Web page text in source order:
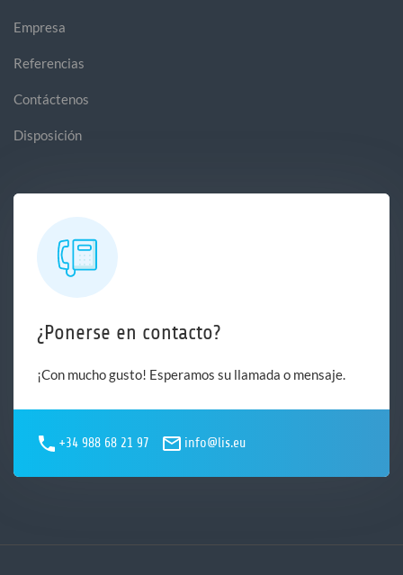
Empresa
Referencias
Contáctenos
Disposición
¿Ponerse en contacto?
¡Con mucho gusto! Esperamos su llamada o mensaje.
+34 988 68 21 97 info@lis.eu